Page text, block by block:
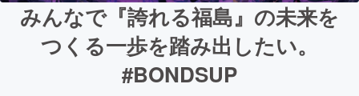
みんなで『誇れる福島』の未来を
つくる一歩を踏み出したい。
#BONDSUP